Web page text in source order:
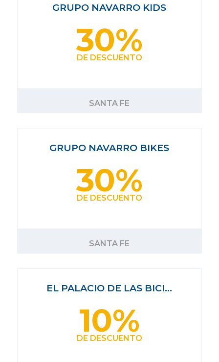
GRUPO NAVARRO KIDS
30%
DE DESCUENTO
SANTA FE
GRUPO NAVARRO BIKES
30%
DE DESCUENTO
SANTA FE
EL PALACIO DE LAS BICI…
10%
DE DESCUENTO